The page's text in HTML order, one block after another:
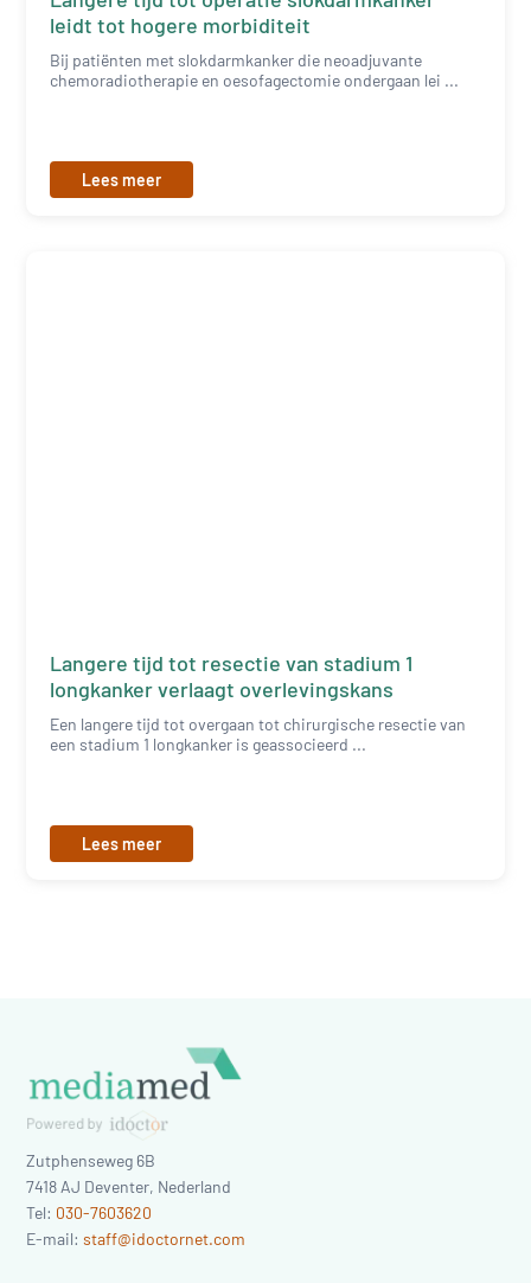
leidt tot hogere morbiditeit
Bij patiënten met slokdarmkanker die neoadjuvante
chemoradiotherapie en oesofagectomie ondergaan lei ...
Lees meer
Langere tijd tot resectie van stadium 1
longkanker verlaagt overlevingskans
Een langere tijd tot overgaan tot chirurgische resectie van
een stadium 1 longkanker is geassocieerd ...
Lees meer
Zutphenseweg 6B
7418 AJ Deventer, Nederland
Tel: 030-7603620
E-mail:staff@idoctornet.com